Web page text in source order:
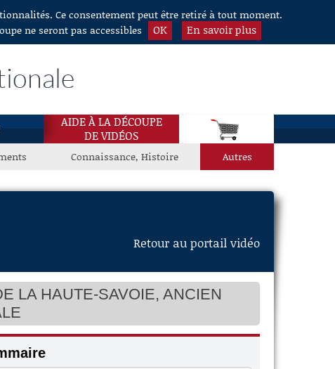
Ce consentement peut être retiré à tout moment.
ne seront pas accessibles
OK En savoir plus
AIDE À LA DÉCOUPE
DE VIDÉOS
Connaissance, Histoire Autres
Retour au portail vidéo
LA HAUTE-SAVOIE, ANCIEN